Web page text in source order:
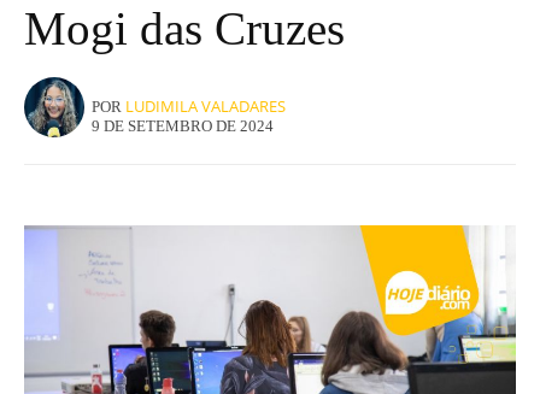
Mogi das Cruzes
POR LUDIMILA VALADARES
9 DE SETEMBRO DE 2024